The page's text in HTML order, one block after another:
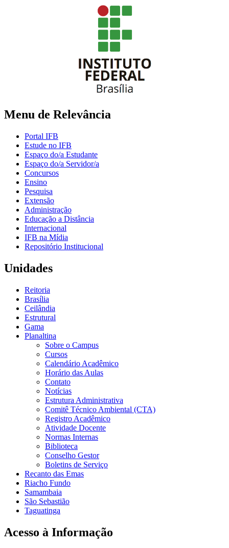
Menu de Relevância
Portal IFB
Estude no IFB
Espaço do/a Estudante
Espaço do/a Servidor/a
Concursos
Ensino
Pesquisa
Extensão
Administração
Educação a Distância
Internacional
IFB na Mídia
Repositório Institucional
Unidades
Reitoria
Brasília
Ceilândia
Estrutural
Gama
Planaltina
Sobre o Campus
Cursos
Calendário Acadêmico
Horário das Aulas
Contato
Notícias
Estrutura Administrativa
Comitê Técnico Ambiental (CTA)
Registro Acadêmico
Atividade Docente
Normas Internas
Biblioteca
Conselho Gestor
Boletins de Serviço
Recanto das Emas
Riacho Fundo
Samambaia
São Sebastião
Taguatinga
Acesso à Informação